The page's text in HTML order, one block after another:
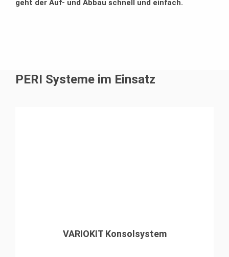
geht der Auf- und Abbau schnell und einfach.
PERI Systeme im Einsatz
VARIOKIT Konsolsystem